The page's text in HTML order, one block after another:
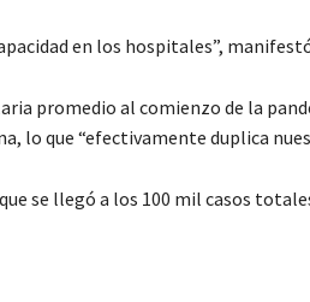
en los hospitales”,
promedio al comienzo de la
lo que “efectivamente duplica
se llegó a los 100 mil casos